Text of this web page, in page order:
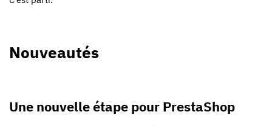
Nouveautés
Une nouvelle étape pour PrestaShop